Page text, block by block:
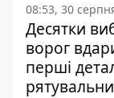
08:53, 30
Десятки
ворог
перші